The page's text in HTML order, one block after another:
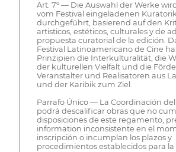
Art. 7º — Die Auswahl der Werke
vom Festival eingeladenen
durchgeführt, basierend auf den
artisticos, estéticos, culturales y de
propuesta curatorial de la edición.
Festival Latinoamericano de Cine
Prinzipien die Interkulturalität, die
der kulturellen Vielfalt und die
Veranstalter und Realisatoren aus
und der Karibik zum Ziel.
Parrafo Único — La Coordinación del
podrá descalificar obras que no
disposiciones de este regamento,
information inconsistente en el
inscripción o incumplan los plazos y
procedimientos establecidos para